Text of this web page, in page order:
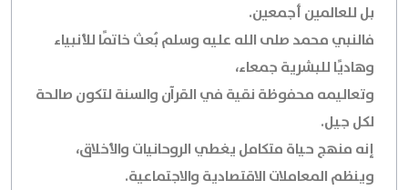
بل للعالمين أجمعين.
فالنبي محمد صلى الله عليه وسلم بُعث خاتمًا للأنبياء
وهاديًا للبشرية جمعاء،
وتعاليمه محفوظة نقية في القرآن والسنة لتكون صالحة
لكل جيل.
إنه منهج حياة متكامل يغطي الروحانيات والأخلاق،
وينظم المعاملات الاقتصادية والاجتماعية.